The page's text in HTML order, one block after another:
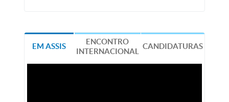
EM ASSIS
ENCONTRO
INTERNACIONAL
CANDIDATURAS